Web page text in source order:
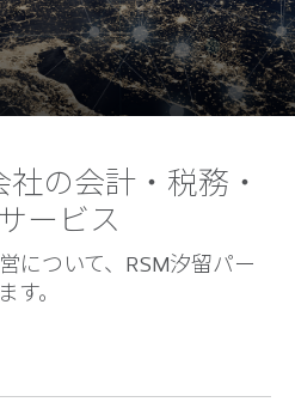
の会計・税務・
ービス
について、RSM汐留パー
す。